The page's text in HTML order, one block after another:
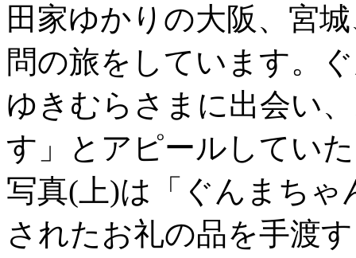
田家ゆかりの大阪、宮
問の旅をしています。
ゆきむらさまに出会い
す」とアピールしてい
写真(上)は「ぐんまち
されたお礼の品を手渡